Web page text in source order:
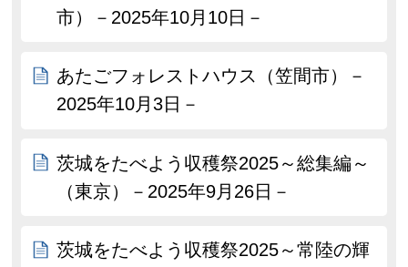
市）－2025年10月10日－
あたごフォレストハウス（笠間市）－
2025年10月3日－
茨城をたべよう収穫祭2025～総集編～
（東京）－2025年9月26日－
茨城をたべよう収穫祭2025～常陸の輝